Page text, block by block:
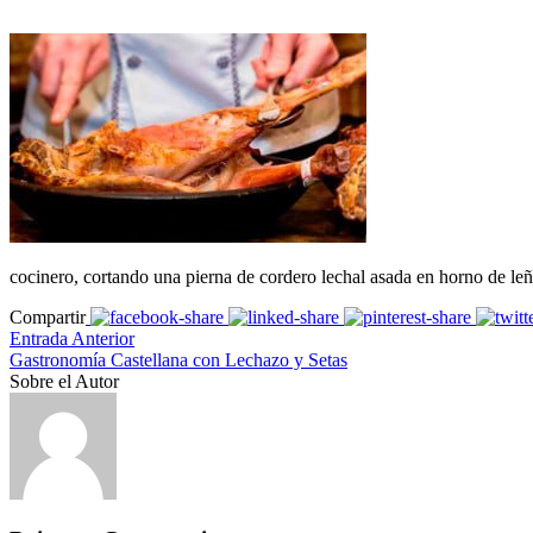
cocinero, cortando una pierna de cordero lechal asada en horno de
Compartir
Entrada Anterior
Gastronomía Castellana con Lechazo y Setas
Sobre el Autor